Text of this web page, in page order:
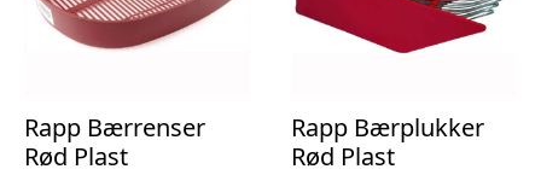
Rapp Bærrenser
Rød Plast
Rapp Bærplukker
Rød Plast